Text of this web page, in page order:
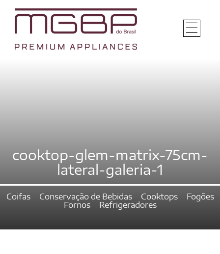
cooktop-glem-matrix-75cm-
lateral-galeria-1
Coifas Conservação de Bebidas Cooktops
Fogões
Fornos
Refrigeradores